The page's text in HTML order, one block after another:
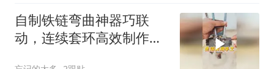
自制铁链弯曲神器巧联
动，连续套环高效制作藏